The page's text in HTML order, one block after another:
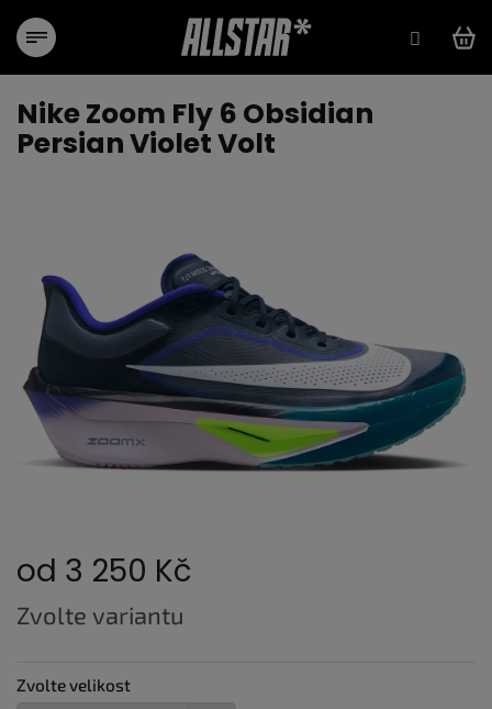
obsah
Nike Zoom Fly 6 Obsidian
Persian Violet Volt
od 3 250 Kč
Měrná
cena:
Zvolte variantu
Zvolte velikost